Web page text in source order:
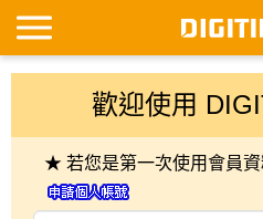
歡迎使用
★ 若您是第一次使用會員